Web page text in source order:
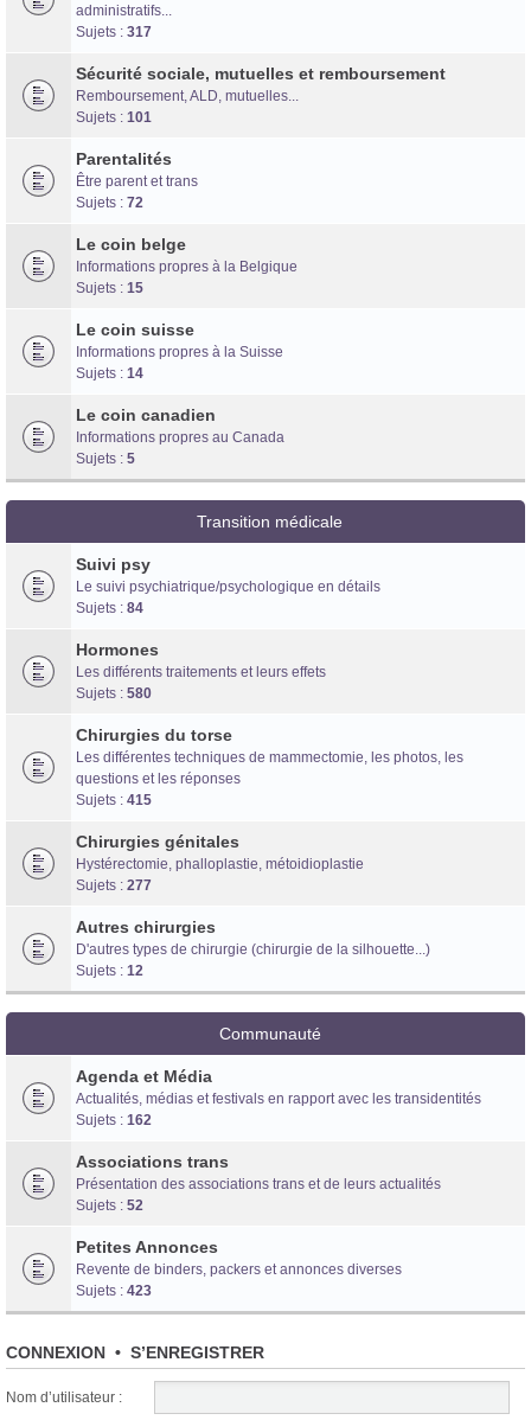
administratifs...
Sujets : 317
Sécurité sociale, mutuelles et remboursement
Remboursement, ALD, mutuelles...
Sujets : 101
Parentalités
Être parent et trans
Sujets : 72
Le coin belge
Informations propres à la Belgique
Sujets : 15
Le coin suisse
Informations propres à la Suisse
Sujets : 14
Le coin canadien
Informations propres au Canada
Sujets : 5
Transition médicale
Suivi psy
Le suivi psychiatrique/psychologique en détails
Sujets : 84
Hormones
Les différents traitements et leurs effets
Sujets : 580
Chirurgies du torse
Les différentes techniques de mammectomie, les photos, les
questions et les réponses
Sujets : 415
Chirurgies génitales
Hystérectomie, phalloplastie, métoidioplastie
Sujets : 277
Autres chirurgies
D'autres types de chirurgie (chirurgie de la silhouette...)
Sujets : 12
Communauté
Agenda et Média
Actualités, médias et festivals en rapport avec les transidentités
Sujets : 162
Associations trans
Présentation des associations trans et de leurs actualités
Sujets : 52
Petites Annonces
Revente de binders, packers et annonces diverses
Sujets : 423
CONNEXION • S’ENREGISTRER
Nom d’utilisateur :